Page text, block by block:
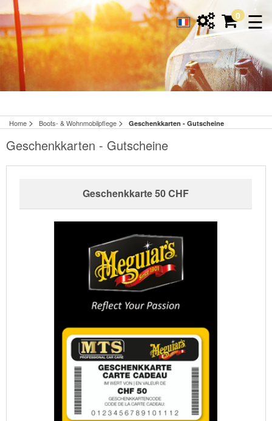
☰
0
Home > Boots- & Wohnmobilpflege > Geschenkkarten - Gutscheine
Geschenkkarten - Gutscheine
Geschenkkarte 50 CHF